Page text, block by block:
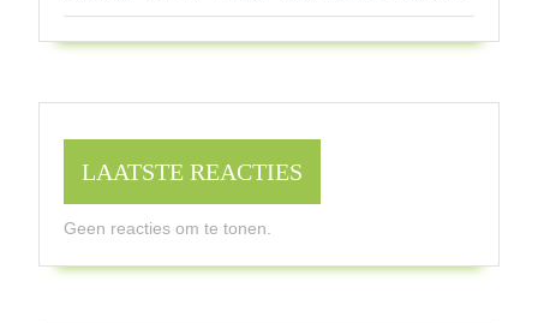
LAATSTE REACTIES
Geen reacties om te tonen.